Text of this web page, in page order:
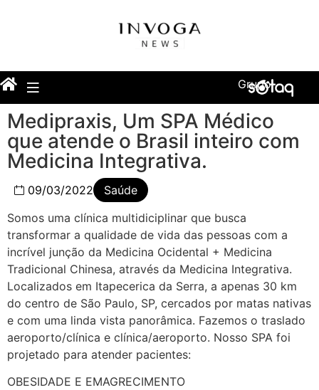
Grupo
Medipraxis, Um SPA Médico
que atende o Brasil inteiro com
Medicina Integrativa.
09/03/2022
Saúde
Somos uma clínica multidiciplinar que busca
transformar a qualidade de vida das pessoas com a
incrível junção da Medicina Ocidental + Medicina
Tradicional Chinesa, através da Medicina Integrativa.
Localizados em Itapecerica da Serra, a apenas 30 km
do centro de São Paulo, SP, cercados por matas nativas
e com uma linda vista panorâmica. Fazemos o traslado
aeroporto/clínica e clínica/aeroporto. Nosso SPA foi
projetado para atender pacientes:
OBESIDADE E EMAGRECIMENTO